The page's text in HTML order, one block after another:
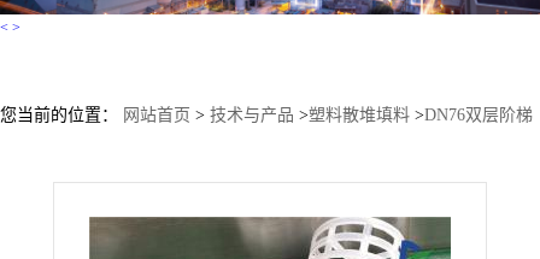
< >
您当前的位置： 网站首页 > 技术与产品 >塑料散堆填料 >DN76双层阶梯